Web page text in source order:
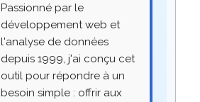
Passionné par le
développement web et
l'analyse de données
depuis 1999, j'ai conçu cet
outil pour répondre à un
besoin simple : offrir aux